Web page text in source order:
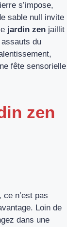
s’impose,
sable null invite
jardin zen jaillit
du
fête sensorielle
zen
n’est pas
Loin de
dans une